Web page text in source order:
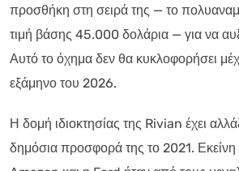
προσθήκη στη σειρά της — το
τιμή βάσης 45.000 δολάρια — για να
Αυτό το όχημα δεν θα κυκλοφορήσει
εξάμηνο του 2026.
Η δομή ιδιοκτησίας της Rivian έχει
δημόσια προσφορά της το 2021. Εκείνη